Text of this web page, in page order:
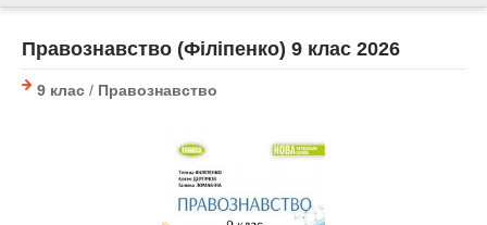
Правознавство (Філіпенко) 9 клас 2026
9 клас / Правознавство